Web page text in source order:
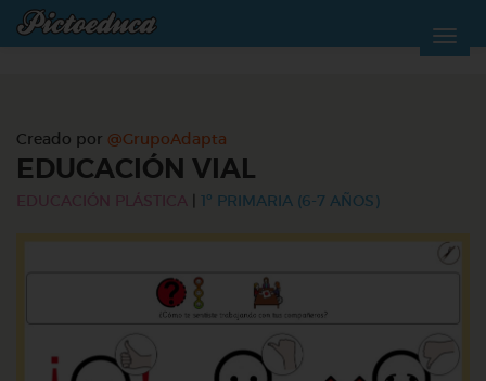
Creado por @GrupoAdapta
EDUCACIÓN VIAL
EDUCACIÓN PLÁSTICA 1º PRIMARIA (6-7 AÑOS)